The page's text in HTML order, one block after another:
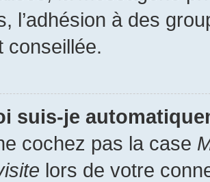
l’adhésion à des
conseillée.
suis-je
cochez pas la case
lors de votre